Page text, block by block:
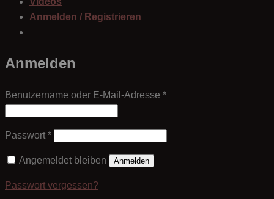
Anmelden / Registrieren
Anmelden
Benutzername oder E-Mail-Adresse *Erforderlich
Passwort *Erforderlich
Angemeldet bleiben Anmelden
Passwort vergessen?